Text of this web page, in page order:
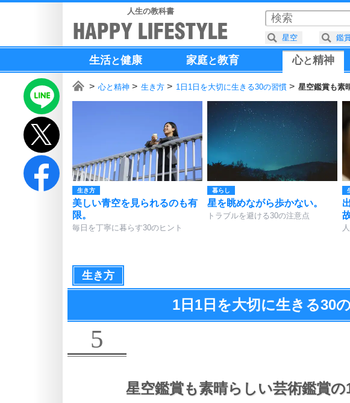
人生の教科書
生活と健康 家庭と教育 心と精神
心と精神 生き方 1日1日を大切に生きる30の習慣 星空鑑賞も素
生き方
美しい青空を見られるのも有
限。
毎日を丁寧に暮らす30のヒント
暮らし
星を眺めながら歩かない。
トラブルを避ける30の注意点
生き方
1日1日を大切に生きる30
5
星空鑑賞も素晴らしい芸術鑑賞の1
星空 鑑